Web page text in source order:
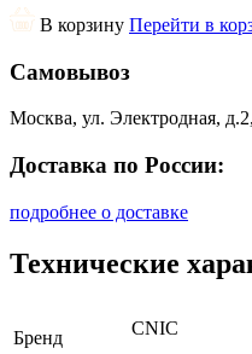
В корзину Перейти в
Самовывоз
Москва, ул. Электродная,
Доставка по России:
подробнее о доставке
Технические
Бренд CNIC